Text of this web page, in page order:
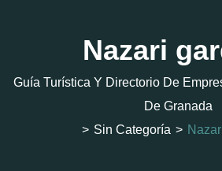
Nazari
Guía Turística Y Directorio De
De Granada
> Sin Categoría >